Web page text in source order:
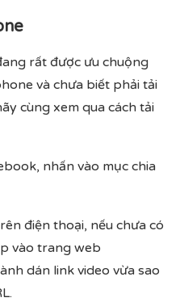
rất được ưu chuộng
và chưa biết phải tải
cùng xem qua cách tải
nhấn vào mục chia
điện thoại, nếu chưa có
vào trang web
dán link video vừa sao